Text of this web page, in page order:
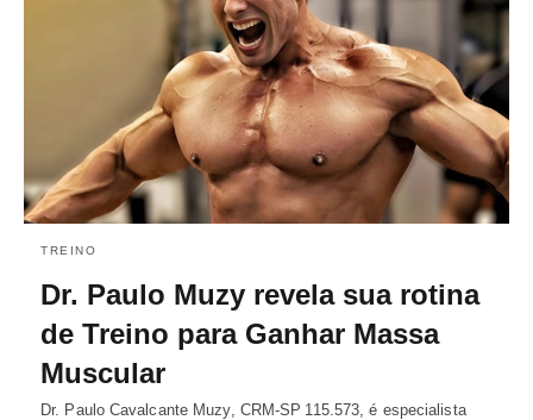
TREINO
Dr. Paulo Muzy revela sua rotina
de Treino para Ganhar Massa
Muscular
Dr. Paulo Cavalcante Muzy, CRM‑SP 115.573, é especialista